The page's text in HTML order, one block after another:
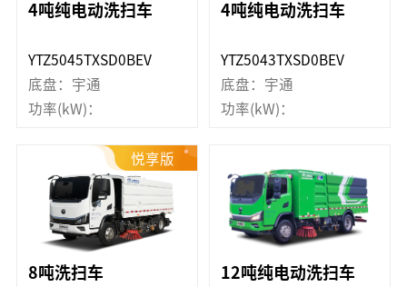
4吨纯电动洗扫车
YTZ5045TXSD0BEV
底盘：宇通
功率(kW)：
4吨纯电动洗扫车
YTZ5043TXSD0BEV
底盘：宇通
功率(kW)：
悦享版
8吨洗扫车 12吨纯电动洗扫车